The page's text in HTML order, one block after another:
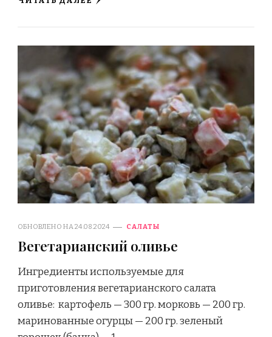
ОБНОВЛЕНО НА24.08.2024 САЛАТЫ
Вегетарианский оливье
Ингредиенты используемые для
приготовления вегетарианского салата
оливье: картофель — 300 гр. морковь — 200 гр.
маринованные огурцы — 200 гр. зеленый